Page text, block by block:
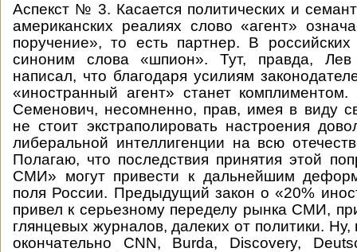
Аспекст № 3. Касается политических и
американских реалиях слово «агент»
поручение», то есть партнер. В
синоним слова «шпион». Тут, правда,
написал, что благодаря усилиям
«иностранный агент» станет
Семенович, несомненно, прав, имея в виду
не стоит экстраполировать настроения
либеральной интеллигенции на всю
Полагаю, что последствия принятия этой
СМИ» могут привести к дальнейшим
поля России. Предыдущий закон о «20%
привел к серьезному переделу рынка СМИ,
глянцевых журналов, далеких от политики.
окончательно CNN, Burda, Discovery,